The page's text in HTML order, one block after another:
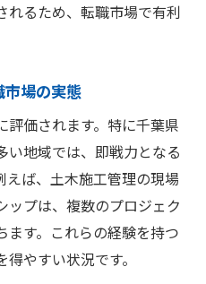
れるため、転職市場で有利
場の実態
価されます。特に千葉県
い地域では、即戦力となる
えば、土木施工管理の現場
ップは、複数のプロジェク
ます。これらの経験を持つ
やすい状況です。